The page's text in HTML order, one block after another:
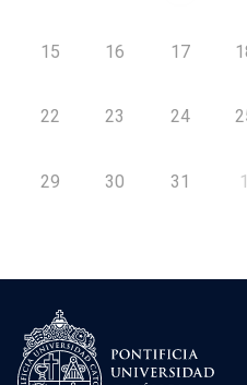
15 16 17
22 23 24
29 30 31 1